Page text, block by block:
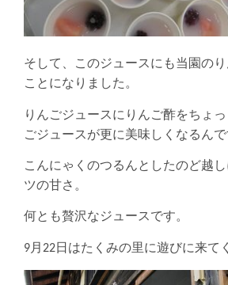
そして、このジュースにも当園の
ことになりました。
りんごジュースにりんご酢をちょ
ごジュースが更に美味しくなるんで
こんにゃくのつるんとしたのど越
ツの甘さ。
何とも贅沢なジュースです。
9月22日はたくみの里に遊びに来て